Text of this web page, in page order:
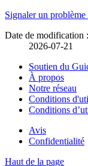
Détails
de
page
Signaler un problème
Date de modification :
2026-07-21
Liens
connexes
Soutien du
À propos
Notre réseau
Conditions
Conditions
Organisation
Avis
lien
dans
Confidentialité
Haut de la page